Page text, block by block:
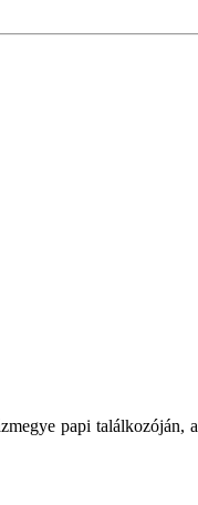
papi találkozóján, a